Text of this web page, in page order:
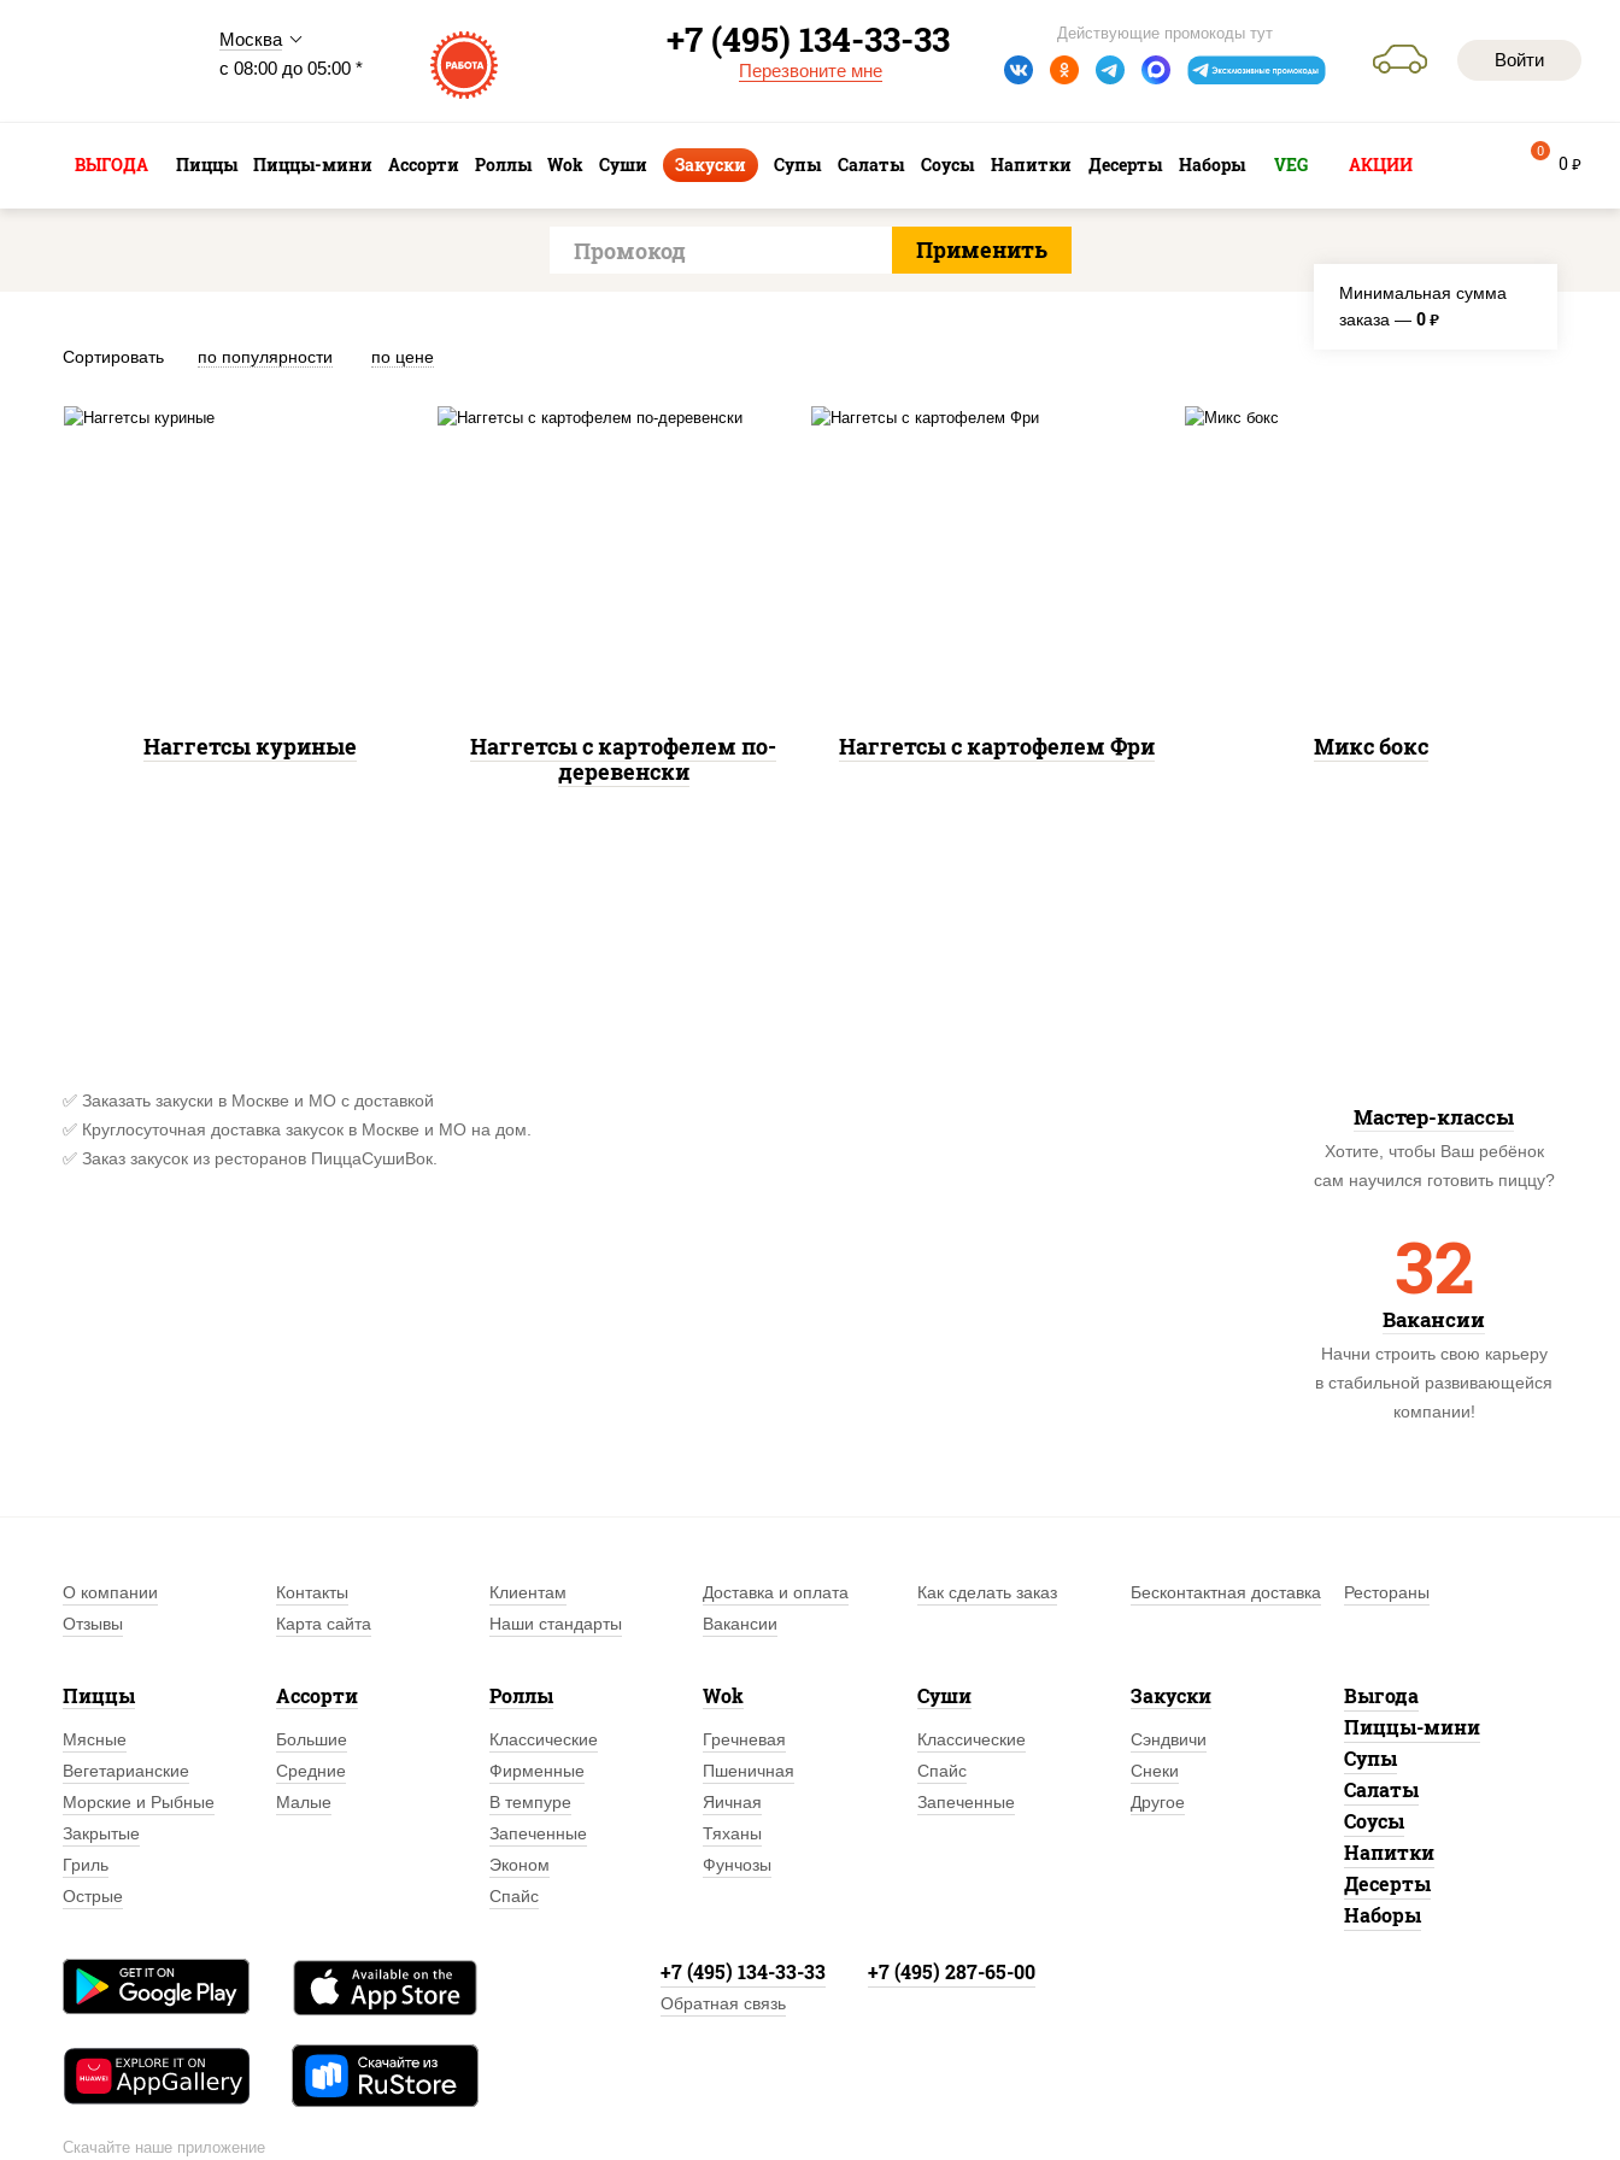
Москва
с 08:00 до 05:00 *
Войти
Действующие промокоды тут
+7 (495) 134-33-33
Перезвоните мне
ВЫГОДА Пиццы Пиццы-мини Ассорти Роллы Wok Суши Закуски Супы Салаты Соусы Напитки Десерты Наборы VEG АКЦИИ 0 руб
0
Сортировать по популярности по цене
Минимальная сумма
заказа — 0 руб.
Наггетсы куриные
Наггетсы с картофелем по-
деревенски
Наггетсы с картофелем Фри Микс бокс
✅ Заказать закуски в Москве и МО с доставкой
✅ Круглосуточная доставка закусок в Москве и МО на дом.
✅ Заказ закусок из ресторанов ПиццаСушиВок.
Мастер-классы
Хотите, чтобы Ваш ребёнок
сам научился готовить пиццу?
32
Вакансии
Начни строить свою карьеру
в стабильной развивающейся
компании!
О компании Контакты Клиентам Доставка и оплата Как сделать заказ Бесконтактная доставка
Рестораны
Отзывы
Карта сайта Наши стандарты Вакансии
Пиццы
Мясные
Вегетарианские
Морские и Рыбные
Закрытые
Гриль
Острые
Ассорти
Большие
Средние
Малые
Роллы
Классические
Фирменные
В темпуре
Запеченные
Эконом
Спайс
Wok
Гречневая
Пшеничная
Яичная
Тяханы
Фунчозы
Суши
Классические
Спайс
Запеченные
Закуски
Сэндвичи
Снеки
Другое
Выгода
Пиццы-мини
Супы
Салаты
Соусы
Напитки
Десерты
Наборы
Скачайте наше приложение
+7 (495) 134-33-33 +7 (495) 287-65-00
Обратная связь